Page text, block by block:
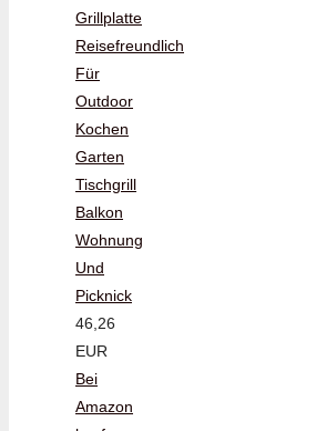
Grillplatte
Reisefreundlich
Für
Outdoor
Kochen
Garten
Tischgrill
Balkon
Wohnung
Und
Picknick
46,26
EUR
Bei
Amazon